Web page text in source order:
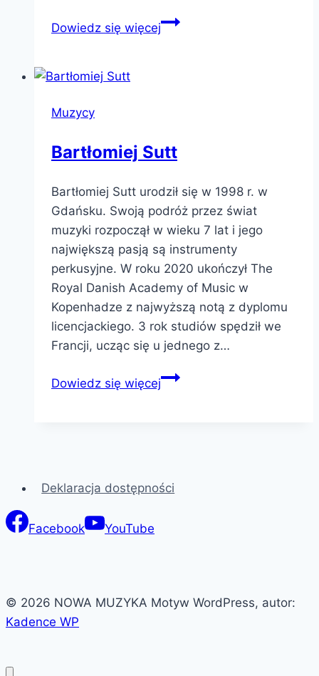
Dowiedz się więcejKatarzyna
Muzycy
Bartłomiej Sutt
Bartłomiej Sutt urodził się w 1998 r. w
Gdańsku. Swoją podróż przez świat
muzyki rozpoczął w wieku 7 lat i jego
największą pasją są instrumenty
perkusyjne. W roku 2020 ukończył The
Royal Danish Academy of Music w
Kopenhadze z najwyższą notą z dyplomu
licencjackiego. 3 rok studiów spędził we
Francji, ucząc się u jednego z…
Dowiedz się więcejBartłomiej
Deklaracja dostępności
Facebook YouTube
© 2026 NOWA MUZYKA Motyw WordPress, autor:
Kadence WP